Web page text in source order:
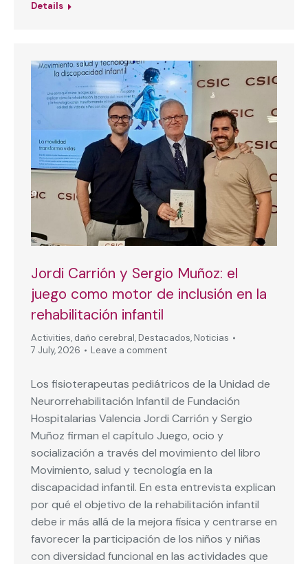
Details
Jordi Carrión y Sergio Muñoz: el
juego como motor de inclusión en la
rehabilitación infantil
Activities, daño cerebral, Destacados, Noticias
7 July, 2026
Leave a comment
Los fisioterapeutas pediátricos de la Unidad de
Neurorrehabilitación Infantil de Fundación
Hospitalarias Valencia Jordi Carrión y Sergio
Muñoz firman el capítulo Juego, ocio y
socialización a través del movimiento del libro
Movimiento, salud y tecnología en la
discapacidad infantil. En esta entrevista explican
por qué el objetivo de la rehabilitación infantil
debe ir más allá de la mejora física y centrarse en
favorecer la participación de los niños y niñas
con diversidad funcional en las actividades que